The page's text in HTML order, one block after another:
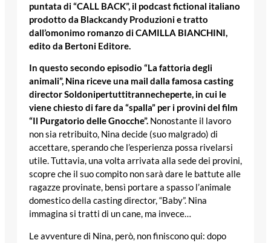
puntata di “CALL BACK”, il podcast fictional italiano
prodotto da Blackcandy Produzioni e tratto
dall’omonimo romanzo di CAMILLA BIANCHINI,
edito da Bertoni Editore.
In questo secondo episodio “La fattoria degli
animali”, Nina riceve una mail dalla famosa casting
director Soldonipertuttitrannecheperte, in cui le
viene chiesto di fare da “spalla” per i provini del film
“Il Purgatorio delle Gnocche”. Nonostante il lavoro
non sia retribuito, Nina decide (suo malgrado) di
accettare, sperando che l’esperienza possa rivelarsi
utile. Tuttavia, una volta arrivata alla sede dei provini,
scopre che il suo compito non sarà dare le battute alle
ragazze provinate, bensì portare a spasso l’animale
domestico della casting director, “Baby”. Nina
immagina si tratti di un cane, ma invece…
Le avventure di Nina, però, non finiscono qui: dopo